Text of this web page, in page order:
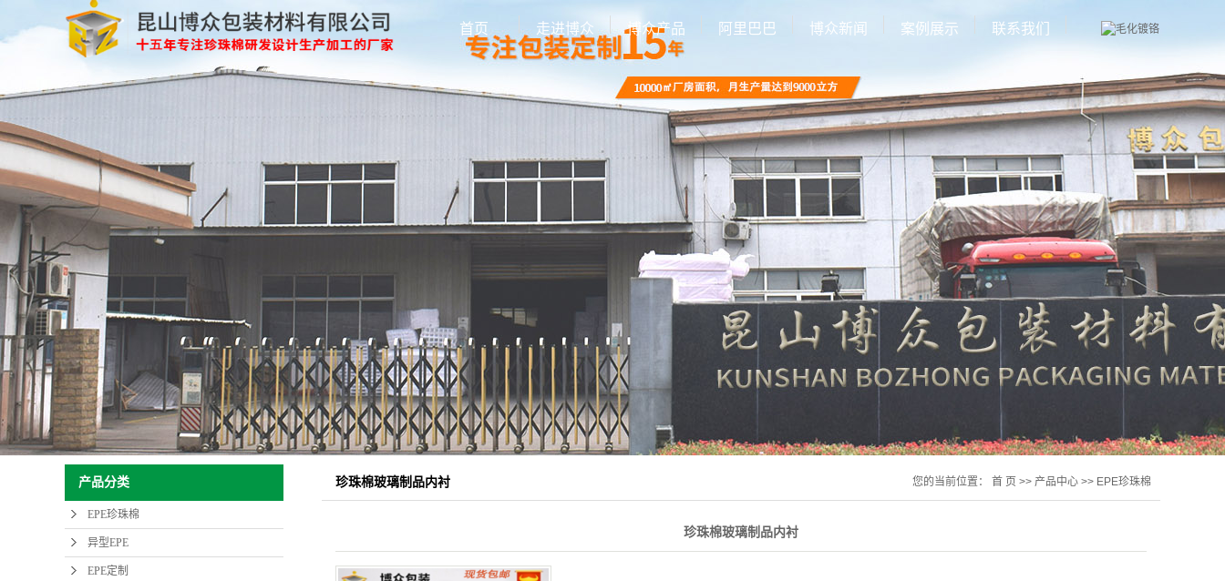
首页 走进博众 博众产品
EPE珍珠棉
异型EPE
EPE定制
阿里巴巴 博众新闻
公司新闻
行业新闻
技术知识
案例展示
厂房环境
设备展示
联系我们
产品分类
EPE珍珠棉
异型EPE
EPE定制
珍珠棉玻璃制品内衬 您的当前位置： 首 页 >> 产品中心 >> EPE珍珠棉
珍珠棉玻璃制品内衬